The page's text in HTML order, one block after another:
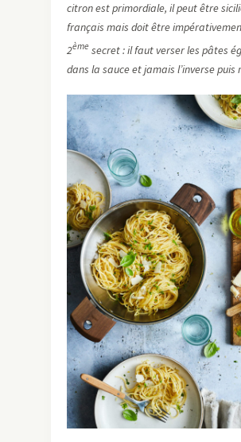
citron est primordiale, il peut être
français mais doit être
2ème secret : il faut verser les pâtes
dans la sauce et jamais l’inverse puis